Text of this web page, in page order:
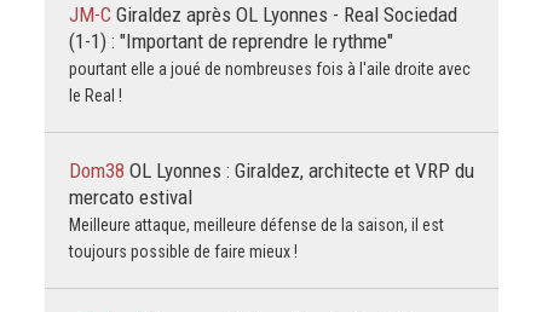
JM-C Giraldez après OL Lyonnes - Real Sociedad
(1-1) : "Important de reprendre le rythme"
pourtant elle a joué de nombreuses fois à l'aile droite avec
le Real !
Dom38 OL Lyonnes : Giraldez, architecte et VRP du
mercato estival
Meilleure attaque, meilleure défense de la saison, il est
toujours possible de faire mieux !